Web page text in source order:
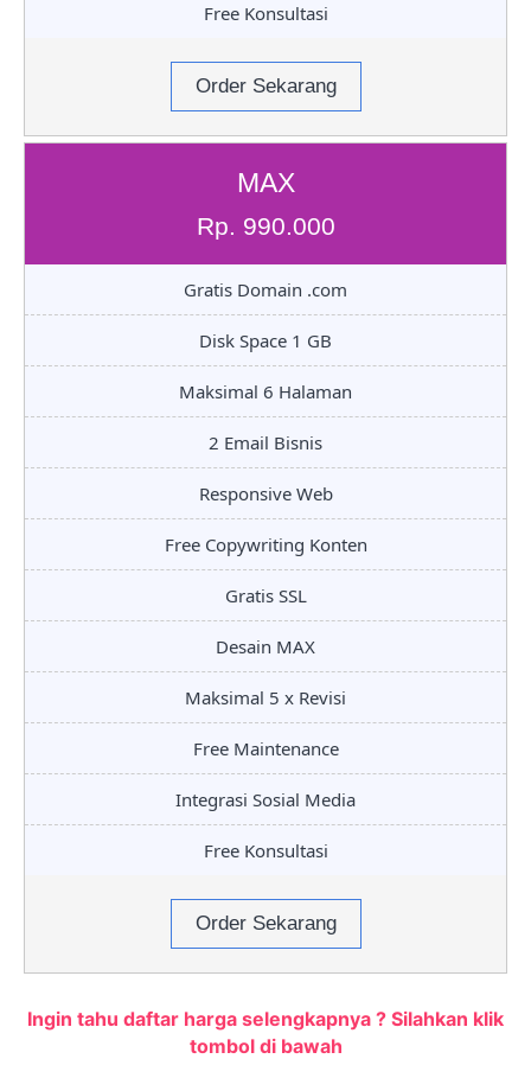
Free Konsultasi
Order Sekarang
MAX
Rp. 990.000
Gratis Domain .com
Disk Space 1 GB
Maksimal 6 Halaman
2 Email Bisnis
Responsive Web
Free Copywriting Konten
Gratis SSL
Desain MAX
Maksimal 5 x Revisi
Free Maintenance
Integrasi Sosial Media
Free Konsultasi
Order Sekarang
Ingin tahu daftar harga selengkapnya ? Silahkan klik
tombol di bawah